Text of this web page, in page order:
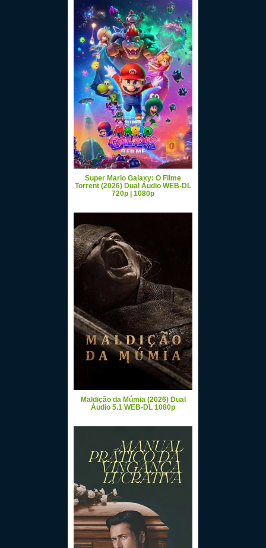
Super Mario Galaxy: O Filme
Torrent (2026) Dual Áudio WEB-DL
720p | 1080p
Maldição da Múmia (2026) Dual
Áudio 5.1 WEB-DL 1080p